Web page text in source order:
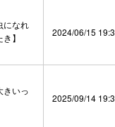
になれ
】
2024/06/15
きいっ
2025/09/14